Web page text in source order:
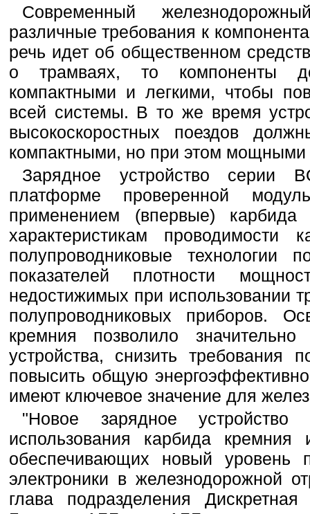
Современный
различные требования к
речь идет об общественном
о трамваях, то компоненты
компактными и легкими, чтобы
всей системы. В то же время
высокоскоростных поездов
компактными, но при этом
Зарядное устройство серии
платформе проверенной
применением (впервые)
характеристикам проводимости
полупроводниковые технологии
показателей плотности
недостижимых при использовании
полупроводниковых приборов.
кремния позволило
устройства, снизить
повысить общую
имеют ключевое значение для
"Новое зарядное
использования карбида кремния
обеспечивающих новый уровень
электроники в железнодорожной
глава подразделения